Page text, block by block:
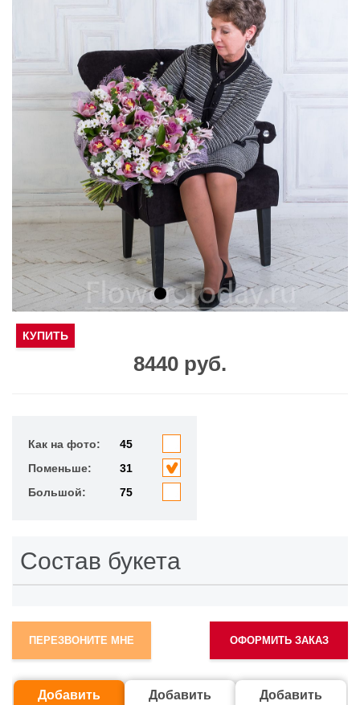
8440 руб.
КУПИТЬ
Как на фото:
45
Поменьше:
31
Большой:
75
Состав букета
ОФОРМИТЬ ЗАКАЗ
ПЕРЕЗВОНИТЕ МНЕ
Добавить
Добавить
Добавить